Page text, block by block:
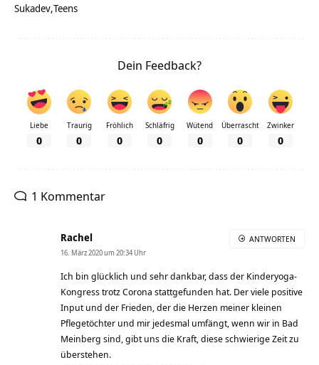
Sukadev Teens
Dein Feedback?
Liebe
0
Traurig
0
Fröhlich
0
Schläfrig
0
Wütend
0
Überrascht
0
Zwinker
0
1 Kommentar
Rachel
16. März 2020 um 20:34 Uhr
Ich bin glücklich und sehr dankbar, dass der Kinderyoga-
Kongress trotz Corona stattgefunden hat. Der viele positive
Input und der Frieden, der die Herzen meiner kleinen
Pflegetöchter und mir jedesmal umfängt, wenn wir in Bad
Meinberg sind, gibt uns die Kraft, diese schwierige Zeit zu
überstehen.
ANTWORTEN